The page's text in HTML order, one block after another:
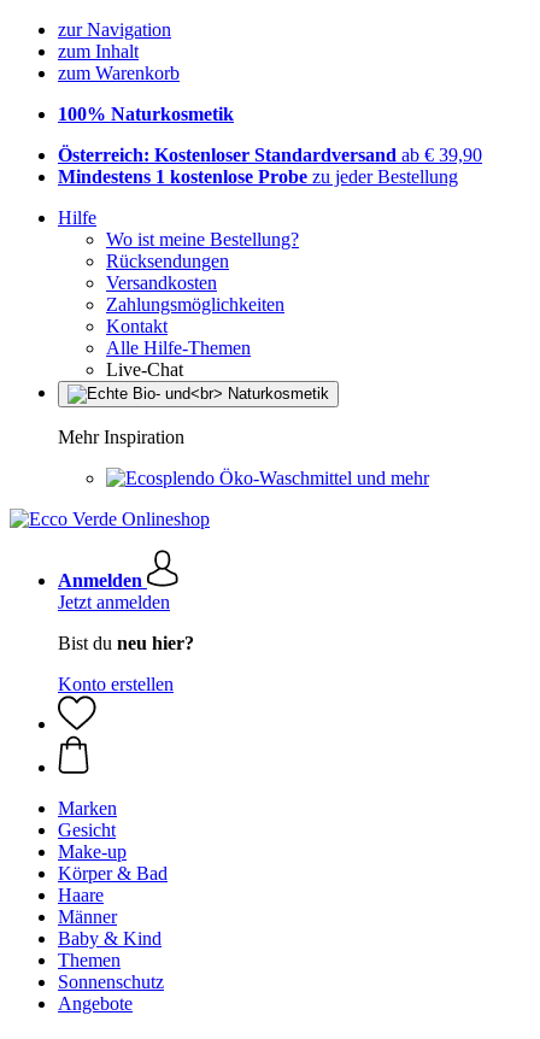
zur Navigation
zum Inhalt
zum Warenkorb
100% Naturkosmetik
Österreich: Kostenloser Standardversand ab € 39,90
Mindestens 1 kostenlose Probe zu jeder Bestellung
Hilfe
Wo ist meine Bestellung?
Rücksendungen
Versandkosten
Zahlungsmöglichkeiten
Kontakt
Alle Hilfe-Themen
Live-Chat
Mehr Inspiration
Öko-Waschmittel und mehr
Anmelden
Jetzt anmelden
Bist du neu hier?
Konto erstellen
Marken
Gesicht
Make-up
Körper & Bad
Haare
Männer
Baby & Kind
Themen
Sonnenschutz
Angebote